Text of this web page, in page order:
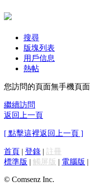
搜尋
版塊列表
用戶信息
熱帖
您訪問的頁面無手機頁
繼續訪問
返回上一頁
[ 點擊這裡返回上一頁 ]
首頁 | 登錄 | 註冊
標準版 | 觸屏版 | 電腦版 |
© Comsenz Inc.